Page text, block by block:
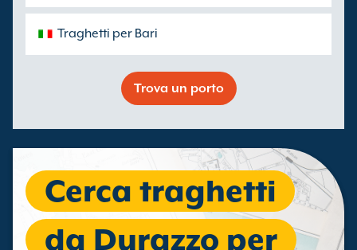
Traghetti per Bari
Trova un porto
Cerca traghetti
da Durazzo per